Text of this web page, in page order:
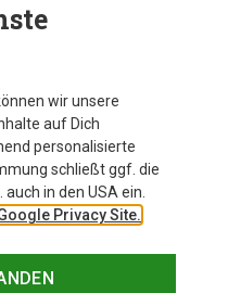
wir unsere
auf Dich
personalisierte
schließt ggf. die
in den USA ein.
Privacy Site.